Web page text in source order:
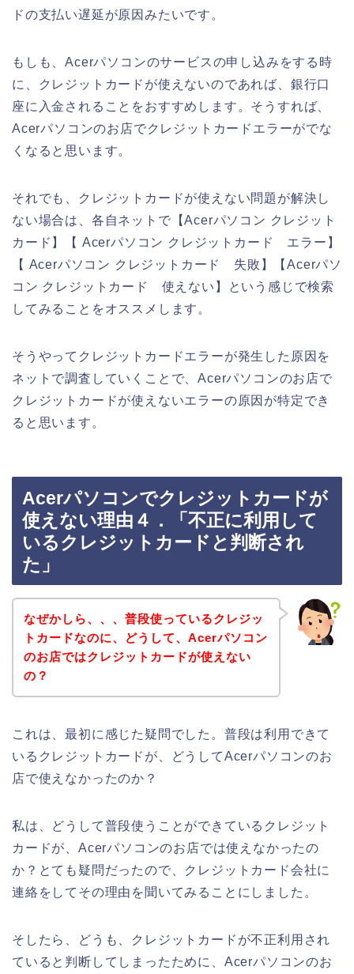
ドの支払い遅延が原因みたいです。
もしも、Acerパソコンのサービスの申し込みをする時
に、クレジットカードが使えないのであれば、銀行口
座に入金されることをおすすめします。そうすれば、
Acerパソコンのお店でクレジットカードエラーがでな
くなると思います。
それでも、クレジットカードが使えない問題が解決し
ない場合は、各自ネットで【Acerパソコン クレジット
カード】【 Acerパソコン クレジットカード エラー】
【 Acerパソコン クレジットカード 失敗】【Acerパソ
コン クレジットカード 使えない】という感じで検索
してみることをオススメします。
そうやってクレジットカードエラーが発生した原因を
ネットで調査していくことで、Acerパソコンのお店で
クレジットカードが使えないエラーの原因が特定でき
ると思います。
Acerパソコンでクレジットカードが
使えない理由４．「不正に利用して
いるクレジットカードと判断され
た」
なぜかしら、、、普段使っているクレジッ
トカードなのに、どうして、Acerパソコン
のお店ではクレジットカードが使えない
の？
これは、最初に感じた疑問でした。普段は利用できて
いるクレジットカードが、どうしてAcerパソコンのお
店で使えなかったのか？
私は、どうして普段使うことができているクレジット
カードが、Acerパソコンのお店では使えなかったの
か？とても疑問だったので、クレジットカード会社に
連絡をしてその理由を聞いてみることにしました。
そしたら、どうも、クレジットカードが不正利用され
ていると判断してしまったために、Acerパソコンのお